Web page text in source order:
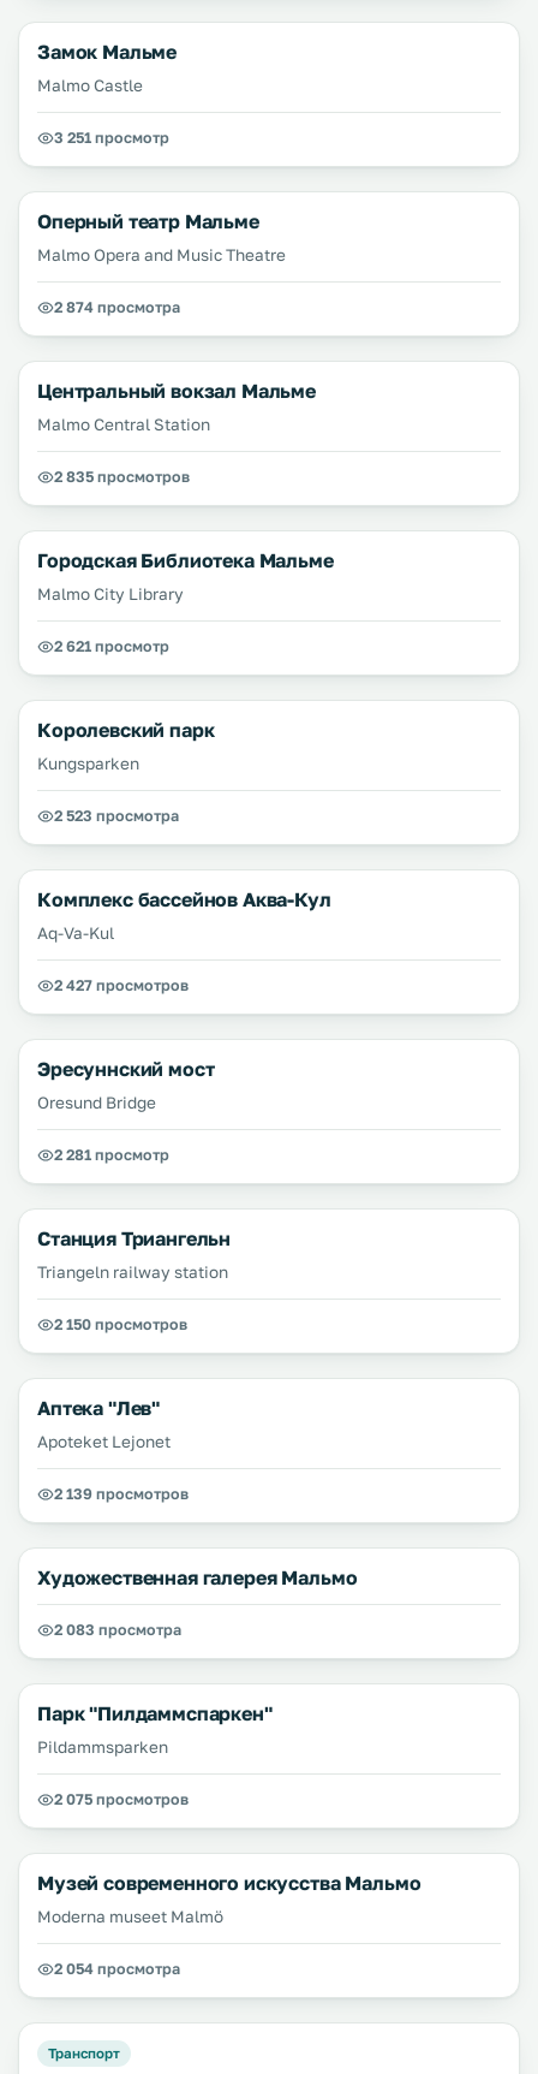
Замок Мальме
Malmo Castle
3 251 просмотр
Оперный театр Мальме
Malmo Opera and Music Theatre
2 874 просмотра
Центральный вокзал Мальме
Malmo Central Station
2 835 просмотров
Городская Библиотека Мальме
Malmo City Library
2 621 просмотр
Королевский парк
Kungsparken
2 523 просмотра
Комплекс бассейнов Аква-Кул
Aq-Va-Kul
2 427 просмотров
Эресуннский мост
Oresund Bridge
2 281 просмотр
Станция Триангельн
Triangeln railway station
2 150 просмотров
Аптека "Лев"
Apoteket Lejonet
2 139 просмотров
Художественная галерея Мальмо
2 083 просмотра
Парк "Пилдаммспаркен"
Pildammsparken
2 075 просмотров
Музей современного искусства Мальмо
Moderna museet Malmö
2 054 просмотра
Транспорт